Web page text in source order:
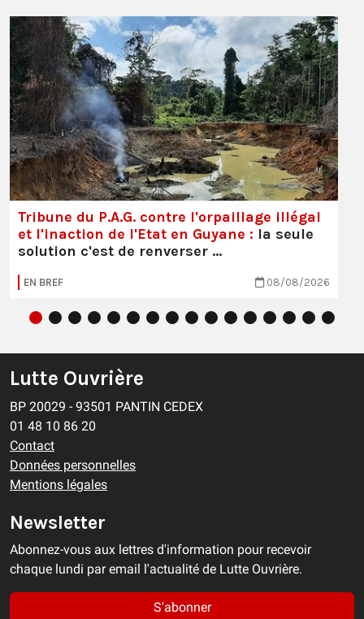
Tribune du P.A.G. contre l'orpaillage illégal
et l'inaction de l'Etat en Guyane : la seule
solution c'est de renverser …
EN BREF 08/08/2026
Lutte Ouvrière
BP 20029 - 93501 PANTIN CEDEX
01 48 10 86 20
Contact
Données personnelles
Mentions légales
Newsletter
Abonnez-vous aux lettres d'information pour recevoir
chaque lundi par email l'actualité de Lutte Ouvrière.
S'abonner